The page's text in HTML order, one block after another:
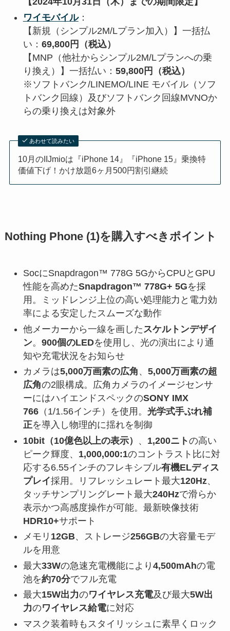
ワイモバイル：
【新規（シンプル2M/Lプラン加入）】一括払
い： 69,800円（税込）
【MNP（他社からシンプル2M/Lプランへの乗
り換え）】一括払い： 59,800円（税込）
※ソフトバンク/LINEMO/LINE モバイル（ソフ
トバンク回線）及びソフトバンク回線MVNOか
らの乗り換えは対象外
あわせて読みたい
10月のIIJmioは『iPhone 14』『iPhone 15』乗換特
価値下げ！かけ放題6ヶ月500円割引継続
Nothing Phone (1)を購入すべきポイント
SocにSnapdragon™ 778G 5GからCPUとGPU
性能を高めたSnapdragon™ 778G+ 5Gを採
用。ミッドレンジ上位の高い処理能力と電力効
率による安定したスムーズな動作
他メーカーから一線を画した スケルトンデザイ
ン。 900個のLEDを使用し、光の演出により通
知や充電状況をお知らせ
カメラは5,000万画素の広角 、 5,000万画素の超
広角の2眼構成。広角カメラのイメージセンサ
ーにはハイエンドスペックのSONY IMX
766（1/1.56インチ）を使用。 光学式手ぶれ補
正を導入し物理的に揺れを制御
10bit（10億色以上の表示）
、 1,200ニトの高い
ピーク輝度、 1,000,000:1のコントラスト比に対
応する6.55インチのフレキシブル有機ELディス
プレイ採用。リフレッシュレート最大120Hz、
タッチサンプリングレート最大240Hzで滑らか
表示かつ高感度操作が可能。最新映像技術
HDR10+サポート
メモリ 12GB、ストレージ256GBの大容量モデ
ルを用意
最大33Wの急速充電機能により 4,500mAhの電
池を約70分でフル充電
最大15W出力のワイヤレス充電及び最大5W出
力のワイヤレス給電に対応
マスク装着時もスタイリッシュに素早くロック